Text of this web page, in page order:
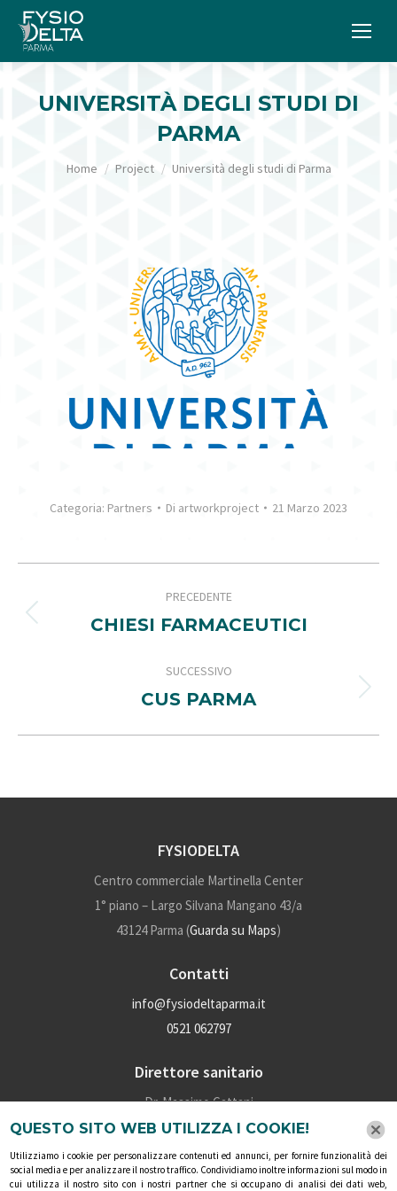
UNIVERSITÀ DEGLI STUDI DI
PARMA
Tu sei qui:
Home Project Università degli studi di Parma
Categoria: Partners Di artworkproject 21 Marzo 2023
NAVIGATION
PRECEDENTE
Previous
CHIESI FARMACEUTICI
SUCCESSIVO
Next
CUS PARMA
FYSIODELTA
Centro commerciale Martinella Center
1° piano – Largo Silvana Mangano 43/a
43124 Parma (Guarda su Maps)
Contatti
info@fysiodeltaparma.it
0521 062797
Direttore sanitario
Dr. Massimo Cattani
P.iva: 02028160345
Numero iscrizione albo: 4910
QUESTO SITO WEB UTILIZZA I COOKIE!
Utilizziamo i cookie per personalizzare contenuti ed annunci, per fornire funzionalità dei
social media e per analizzare il nostro traffico. Condividiamo inoltre informazioni sul modo in
cui utilizza il nostro sito con i nostri partner che si occupano di analisi dei dati web,